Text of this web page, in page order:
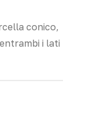
conico,
i lati